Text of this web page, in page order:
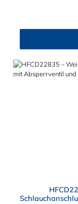
Betriebstemperatur: -40 °C
HFC12-,